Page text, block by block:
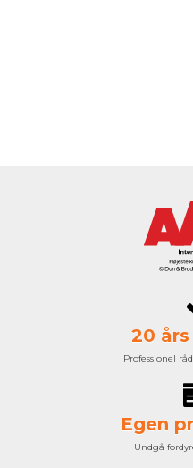
20
Professionel
Egen
Undgå